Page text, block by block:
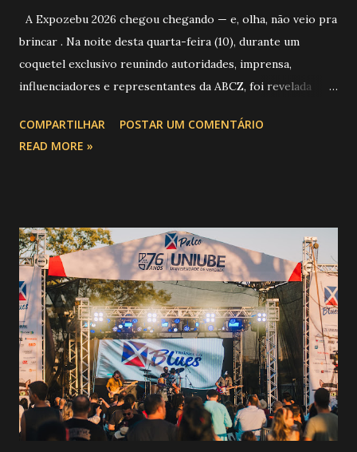
A Expozebu 2026 chegou chegando — e, olha, não veio pra
brincar . Na noite desta quarta-feira (10), durante um
coquetel exclusivo reunindo autoridades, imprensa,
influenciadores e representantes da ABCZ, foi revelada
festa : a chegada do Campeonato de Montarias em Touros
do Circuito Rancho Primavera (CRP) , a maior companhia de
impacto é tão grande que o evento até mudou de nome:
agora é Expozebu Rodeo Shows . E não para por aí. Foto:
@circuitoranchoprimavera 🎤 LINE-UP NACIONAL QUE
VAI ESTREMECER O PARQUE Serão quatro noites , entre
24, 25, 30 de abril e 02 de maio , com oito atrações gigantes
da música brasileira , contemplando sertanejo, forró,
piseiro e sofrência nível hard: Gusttavo Lima Leonardo
Natanzinho Lima Jads & ...
COMPARTILHAR
POSTAR UM COMENTÁRIO
READ MORE »